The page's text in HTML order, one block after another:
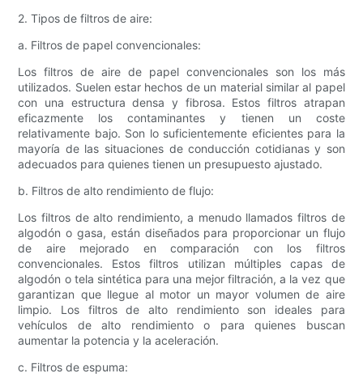
2. Tipos de filtros de aire:
a. Filtros de papel convencionales:
Los filtros de aire de papel convencionales son los más
utilizados. Suelen estar hechos de un material similar al papel
con una estructura densa y fibrosa. Estos filtros atrapan
eficazmente los contaminantes y tienen un coste
relativamente bajo. Son lo suficientemente eficientes para la
mayoría de las situaciones de conducción cotidianas y son
adecuados para quienes tienen un presupuesto ajustado.
b. Filtros de alto rendimiento de flujo:
Los filtros de alto rendimiento, a menudo llamados filtros de
algodón o gasa, están diseñados para proporcionar un flujo
de aire mejorado en comparación con los filtros
convencionales. Estos filtros utilizan múltiples capas de
algodón o tela sintética para una mejor filtración, a la vez que
garantizan que llegue al motor un mayor volumen de aire
limpio. Los filtros de alto rendimiento son ideales para
vehículos de alto rendimiento o para quienes buscan
aumentar la potencia y la aceleración.
c. Filtros de espuma: